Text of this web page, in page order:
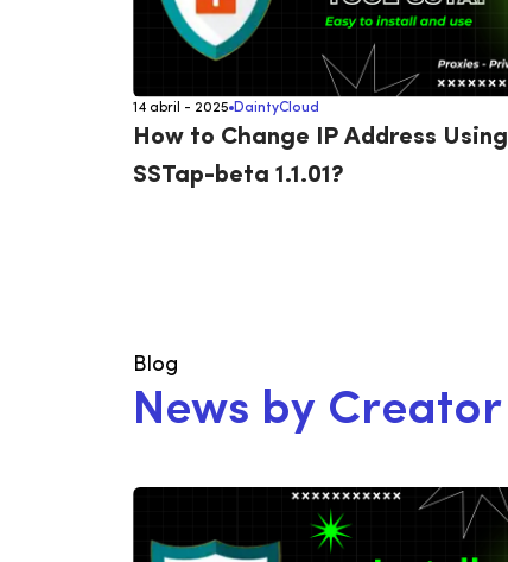
14 abril - 2025 DaintyCloud
How to Change IP Address Using
SSTap-beta 1.1.01?
Blog
News by Creator